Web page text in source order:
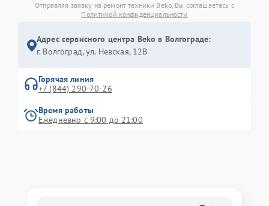
Отправляя заявку на ремонт техники Beko, Вы соглашаетесь с
Политикой конфиденциальности
Адрес сервисного центра Beko в Волгограде:
г. Волгоград, ул. Невская, 12В
Горячая линия
+7 (844) 290-70-26
Время работы
Ежедневно с 9:00 до 21:00